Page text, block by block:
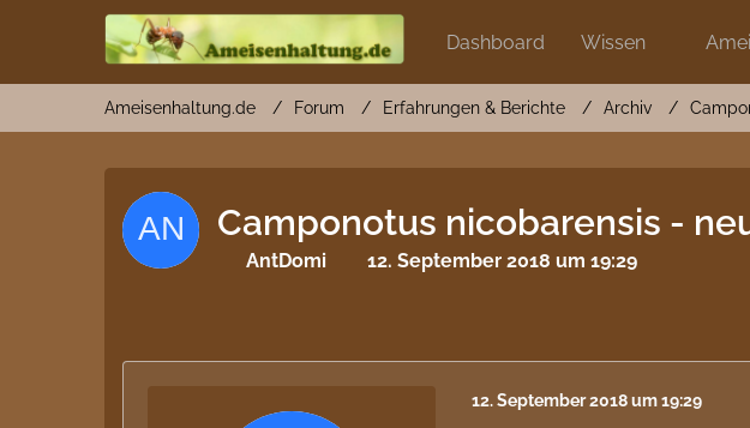
Dashboard Wissen
Ameisenhaltung.de Forum Erfahrungen & Berichte Archiv
Camponotus nicobarensis -
AntDomi 12. September 2018 um 19:29
12. September 2018 um 19:29